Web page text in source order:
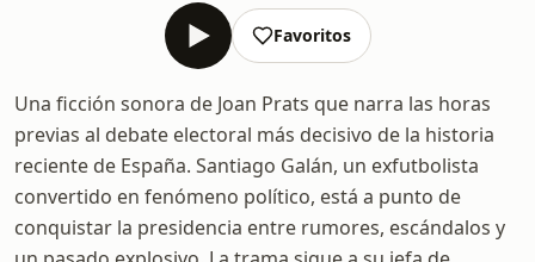
Favoritos
Una ficción sonora de Joan Prats que narra las horas
previas al debate electoral más decisivo de la historia
reciente de España. Santiago Galán, un exfutbolista
convertido en fenómeno político, está a punto de
conquistar la presidencia entre rumores, escándalos y